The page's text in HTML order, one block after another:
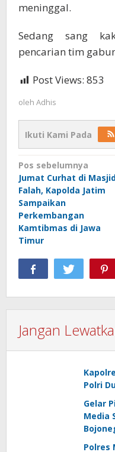
meninggal.
Sedang sang
pencarian tim
Post Views: 853
oleh Adhis
Ikuti Kami Pada
Navigasi
pos
Pos sebelumnya
Jumat Curhat di
Falah, Kapolda Jatim
Sampaikan
Perkembangan
Kamtibmas di Jawa
Timur
Jangan
Polri
Gelar
Media
Polres